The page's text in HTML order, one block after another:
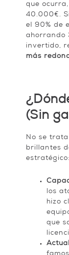
que
40.000€.
el 90% de
ahorrando
invertido,
más
(Sin
No se
brillantes
estratégico:
los
hizo
que